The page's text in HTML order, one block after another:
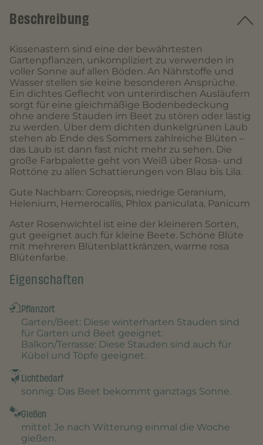
Beschreibung
Kissenastern sind eine der bewährtesten
Gartenpflanzen, unkompliziert zu verwenden in
voller Sonne auf allen Böden. An Nährstoffe und
Wasser stellen sie keine besonderen Ansprüche.
Ein dichtes Geflecht von unterirdischen Ausläufern
sorgt für eine gleichmäßige Bodenbedeckung
ohne andere Stauden im Beet zu stören oder lästig
zu werden. Über dem dichten dunkelgrünen Laub
stehen ab Ende des Sommers zahlreiche Blüten –
das Laub ist dann fast nicht mehr zu sehen. Die
große Farbpalette geht von Weiß über Rosa- und
Rottöne zu allen Schattierungen von Blau bis Lila.
Gute Nachbarn: Coreopsis, niedrige Geranium,
Helenium, Hemerocallis, Phlox paniculata, Panicum
Aster Rosenwichtel ist eine der kleineren Sorten,
gut geeignet auch für kleine Beete. Schöne Blüte
mit mehreren Blütenblattkränzen, warme rosa
Blütenfarbe.
Eigenschaften
Pflanzort
Garten/Beet: Diese winterharten Stauden sind
für Garten und Beet geeignet.
Balkon/Terrasse: Diese Stauden sind auch für
Kübel und Töpfe geeignet.
Lichtbedarf
sonnig: Das Beet bekommt ganztags Sonne.
Gießen
mittel: Je nach Witterung einmal die Woche
gießen.